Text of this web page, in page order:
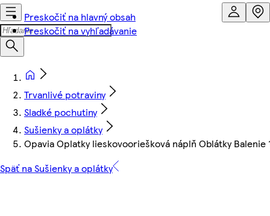
Preskočiť na hlavný obsah
Preskočiť na vyhľadávanie
Trvanlivé potraviny
Sladké pochutiny
Sušienky a oplátky
Opavia Oplatky lieskovooriešková náplň Oblátky Balenie
Späť na Sušienky a oplátky